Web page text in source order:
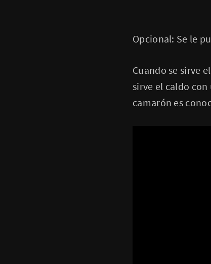
Opcional: Se le
Cuando se sirve
sirve el caldo con
camarón es